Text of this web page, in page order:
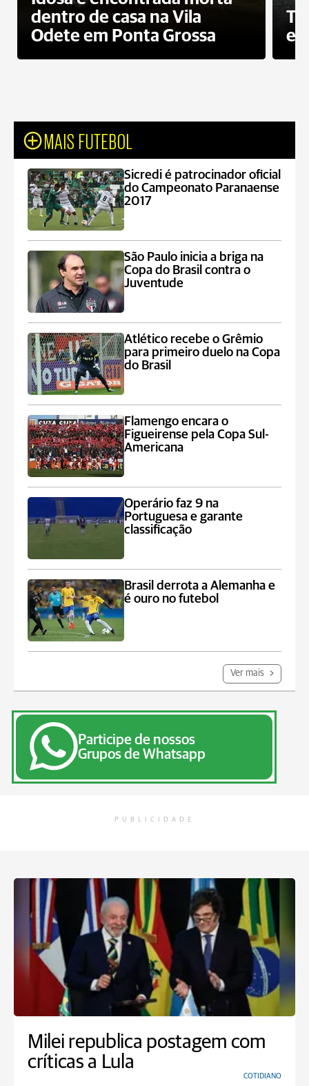
dentro de casa na Vila
Odete em Ponta Grossa
e
MAIS FUTEBOL
Sicredi é patrocinador oficial
do Campeonato Paranaense
2017
São Paulo inicia a briga na
Copa do Brasil contra o
Juventude
Atlético recebe o Grêmio
para primeiro duelo na Copa
do Brasil
Flamengo encara o
Figueirense pela Copa Sul-
Americana
Operário faz 9 na
Portuguesa e garante
classificação
Brasil derrota a Alemanha e
é ouro no futebol
Ver mais
Participe de nossos
Grupos de Whatsapp
PUBLICIDADE
Milei republica postagem com
críticas a Lula
COTIDIANO